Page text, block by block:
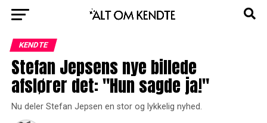
KENDTE
Stefan Jepsens nye billede
afslører det: "Hun sagde ja!"
Nu deler Stefan Jepsen en stor og lykkelig nyhed.